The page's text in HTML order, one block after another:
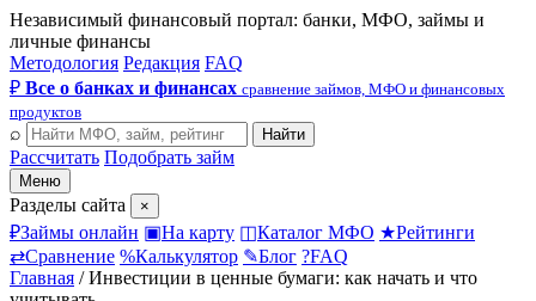
Независимый финансовый портал: банки, МФО, займы и
личные финансы
Методология Редакция FAQ
₽ Все о банках и финансах сравнение займов, МФО и финансовых
продуктов
⌕ Найти
Рассчитать Подобрать займ
Меню
Разделы сайта ×
₽Займы онлайн ▣На карту ◫Каталог МФО ★Рейтинги
⇄Сравнение %Калькулятор ✎Блог ?FAQ
Главная /Инвестиции в ценные бумаги: как начать и что